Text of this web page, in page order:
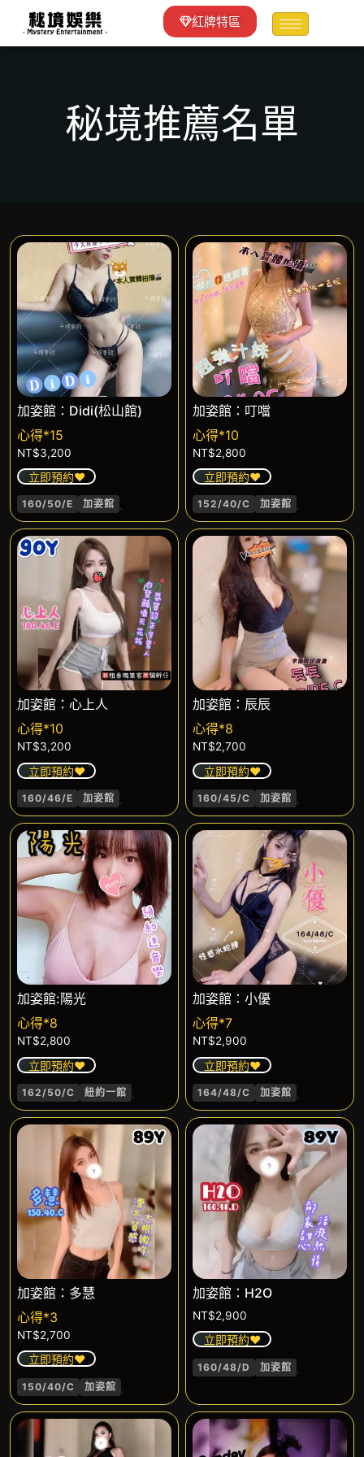
紅牌特區
秘境推薦名單
加姿館：Didi(松山館)
心得*15
NT$3,200
立即預約❤️
160/50/E 加姿館 .
加姿館：叮噹
心得*10
NT$2,800
立即預約❤️
152/40/C 加姿館 .
加姿館：心上人
心得*10
NT$3,200
立即預約❤️
160/46/E 加姿館 .
加姿館：辰辰
心得*8
NT$2,700
立即預約❤️
160/45/C 加姿館 .
加姿館:陽光
心得*8
NT$2,800
立即預約❤️
162/50/C 紐約一館 .
加姿館：小優
心得*7
NT$2,900
立即預約❤️
164/48/C 加姿館 .
加姿館：多慧
心得*3
NT$2,700
立即預約❤️
150/40/C 加姿館 .
加姿館：H2O
NT$2,900
立即預約❤️
160/48/D 加姿館 .